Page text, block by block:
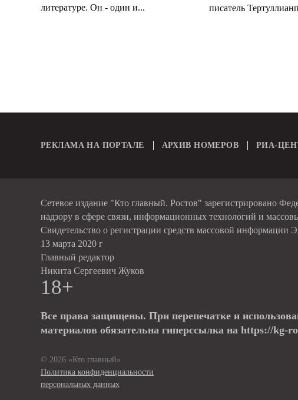
литературе. Он - один и...
писатель
РЕКЛАМА НА ПОРТАЛЕ АРХИВ НОМЕРОВ РИА-
Сетевое издание "Кто главный. Ростов" зарегистрировано
надзору в сфере связи, информационных технологий и
Свидетельство о регистрации средств массовой
13 марта 2020 г
Главный редактор
Никита Сергеевич Жуков
18+
Все права защищены. При перепечатке и
материалов обязательна гиперссылка на https://kg-
© 2026 «Кто главный»
Политика конфиденциальности
персональных данных